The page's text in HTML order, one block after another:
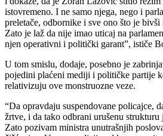
istovremeno. I ne samo njega, nego i
preletače, odbornike i sve ono što je
Zato je laž da nije imao uticaj na
njen operativni i politički garant”, ističe
U tom smislu, dodaje, posebno je
pojedini plaćeni mediji i političke partije
relativizuju ove monstruozne veze.
“Da opravdaju suspendovane policajce,
žrtve, i da tako odbrani urušenu strukturu
Zato pozivam ministra unutrašnjih